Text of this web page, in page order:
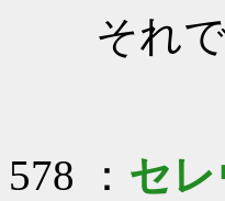
それで
578 ： セ